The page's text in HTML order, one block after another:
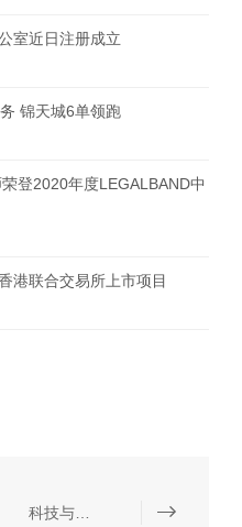
室近日注册成立
锦天城6单领跑
登2020年度LEGALBAND中
港联合交易所上市项目